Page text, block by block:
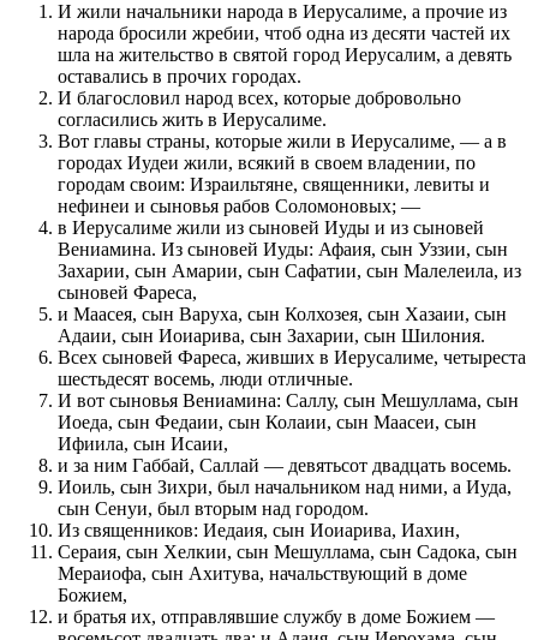
И жили начальники народа в Иерусалиме, а прочие из
народа бросили жребии, чтоб одна из десяти частей их
шла на жительство в святой город Иерусалим, а девять
оставались в прочих городах.
И благословил народ всех, которые добровольно
согласились жить в Иерусалиме.
Вот главы страны, которые жили в Иерусалиме, — а в
городах Иудеи жили, всякий в своем владении, по
городам своим: Израильтяне, священники, левиты и
нефинеи и сыновья рабов Соломоновых; —
в Иерусалиме жили из сыновей Иуды и из сыновей
Вениамина. Из сыновей Иуды: Афаия, сын Уззии, сын
Захарии, сын Амарии, сын Сафатии, сын Малелеила, из
сыновей Фареса,
и Маасея, сын Варуха, сын Колхозея, сын Хазаии, сын
Адаии, сын Иоиарива, сын Захарии, сын Шилония.
Всех сыновей Фареса, живших в Иерусалиме, четыреста
шестьдесят восемь, люди отличные.
И вот сыновья Вениамина: Саллу, сын Мешуллама, сын
Иоеда, сын Федаии, сын Колаии, сын Маасеи, сын
Ифиила, сын Исаии,
и за ним Габбай, Саллай — девятьсот двадцать восемь.
Иоиль, сын Зихри, был начальником над ними, а Иуда,
сын Сенуи, был вторым над городом.
Из священников: Иедаия, сын Иоиарива, Иахин,
Сераия, сын Хелкии, сын Мешуллама, сын Садока, сын
Мераиофа, сын Ахитува, начальствующий в доме
Божием,
и братья их, отправлявшие службу в доме Божием —